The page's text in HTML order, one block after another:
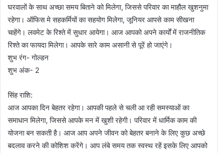
घरवालों के साथ अच्छा समय बिताने को मिलेगा, जिससे परिवार का माहौल खुशनुमा
रहेगा। ऑफिस मे सहकर्मियों का सहयोग मिलेगा, जूनियर आपसे काम सीखना
चाहेंगे। लवमेट के रिश्ते में सुधार आयेगा। आज आपको अपने कार्यों में राजनीतिक
रिश्ते का फायदा मिलेगा। आपके सारे काम असानी से पूरें हो जाएंगे।
शुभ रंग- गोल्डन
शुभ अंक- 2
सिंह राशि:
आज आपका दिन बेहतर रहेगा। आपकी पहले से चली आ रही समस्याओं का
समाधान मिलेगा, जिससे आपके मन में खुशी रहेगी। परिवार में धार्मिक काम की
योजना बन सकती है। आज आप अपने जीवन को बेहतर बनाने के लिए कुछ अच्छे
बदलाव करने की कोशिश करेंगे। आप लंबे समय तक स्वस्थ रहें इसके लिए आपको